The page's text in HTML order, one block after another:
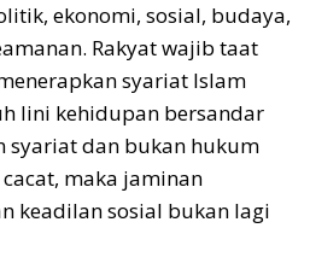
ekonomi, sosial, budaya,
Rakyat wajib taat
syariat Islam
lini kehidupan bersandar
syariat dan bukan hukum
maka jaminan
keadilan sosial bukan lagi